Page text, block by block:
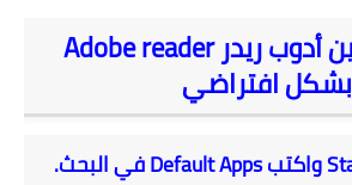
طريقة تعيين أدوب ريدر Adobe reader
بشكل افتراضي